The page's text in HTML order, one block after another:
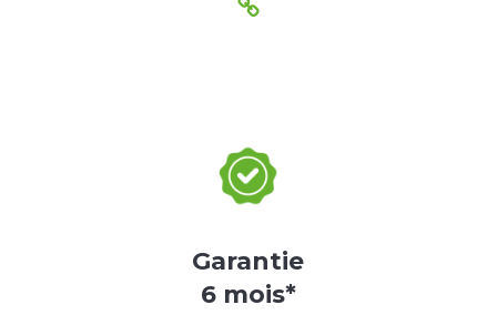
Garantie
6 mois*